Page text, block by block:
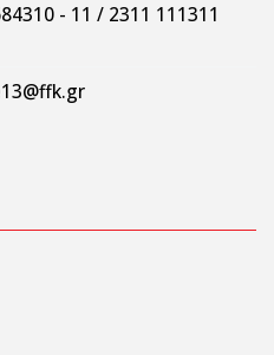
- 11 / 2311 111311